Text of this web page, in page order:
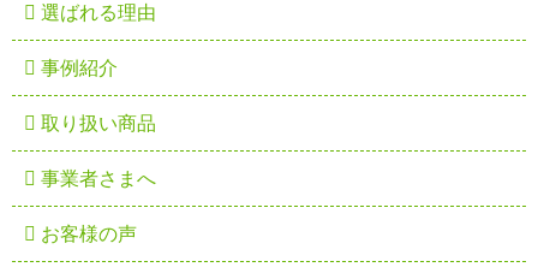
選ばれる理由
事例紹介
取り扱い商品
事業者さまへ
お客様の声